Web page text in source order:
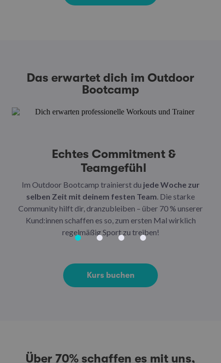
Das erwartet dich im Outdoor
Bootcamp
Echtes Commitment &
Teamgefühl
Im Outdoor Bootcamp trainierst du jede Woche zur
selben Zeit mit deinem festen Team . Die starke
Community hilft dir, dranzubleiben – über 70 % unserer
Kund:innen schaffen es so, zum ersten Mal wirklich
regelmäßig Sport zu treiben!
Kurs buchen
Über 70% schaffen es mit uns,